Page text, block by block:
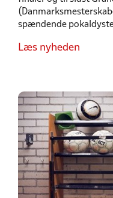
spændende
Læs nyheden